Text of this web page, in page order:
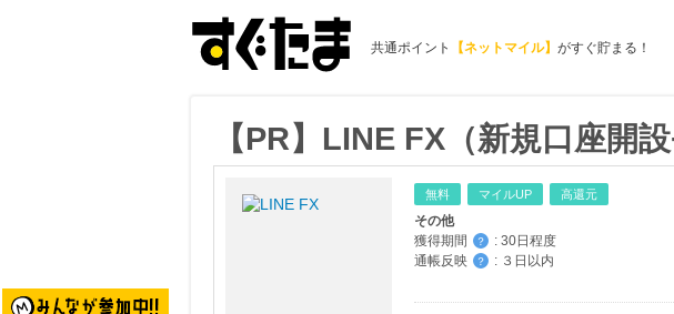
共通ポイント 【ネットマイル】 がすぐ貯まる！
【PR】LINE FX（新規口座開
無料 マイルUP 高還元
その他
獲得期間
？ : 30日程度
通帳反映
？ : ３日以内